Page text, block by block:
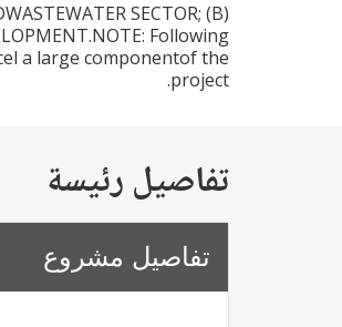
SECTOR; (B)
Following
a large componentof the
project.
تفاصيل رئيسة
تفاصيل مشروع